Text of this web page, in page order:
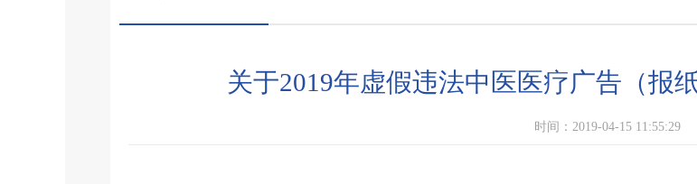
关于2019年虚假违法中医医疗广告（报
时间：2019-04-15 11:55:29